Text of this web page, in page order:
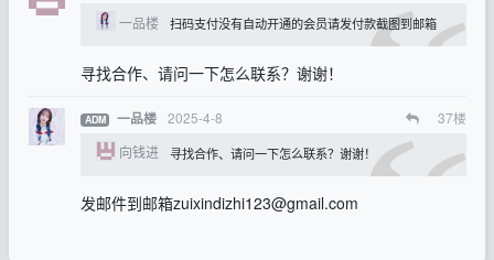
一品楼
扫码支付没有自动开通的会员请发付款截图到邮箱
寻找合作、请问一下怎么联系？谢谢！
ADM 一品楼 2025-4-8 37楼
向钱进
寻找合作、请问一下怎么联系？谢谢！
发邮件到邮箱zuixindizhi123@gmail.com